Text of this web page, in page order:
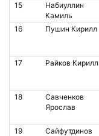
15
Набиуллин
Камиль
16
Пушин Кирилл
17 Райков Кирилл
18
Савченков
Ярослав
19
Сайфутдинов